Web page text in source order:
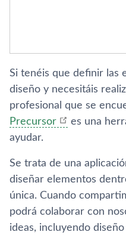
Si tenéis que definir las
diseño y necesitáis
profesional que se
Precursor
es una
ayudar.
Se trata de una
diseñar elementos
única. Cuando
podrá colaborar con
ideas, incluyendo